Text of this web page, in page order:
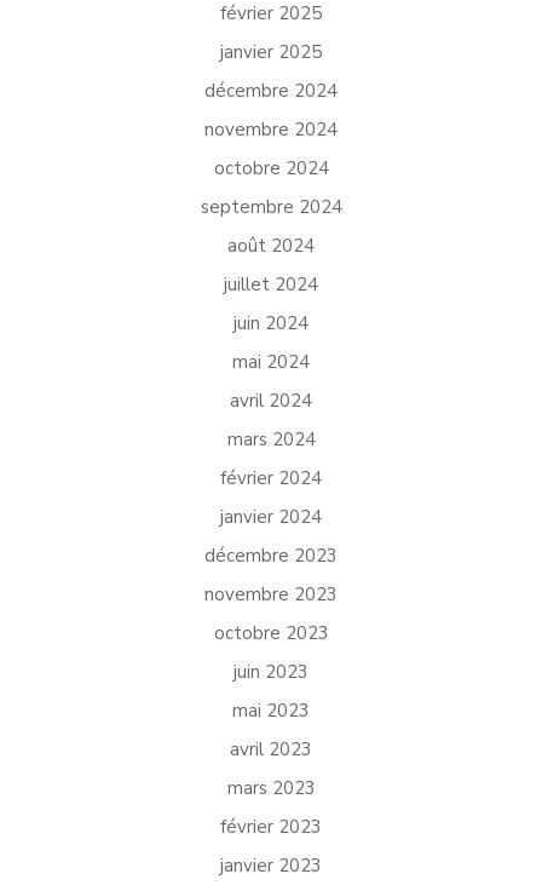
février 2025
janvier 2025
décembre 2024
novembre 2024
octobre 2024
septembre 2024
août 2024
juillet 2024
juin 2024
mai 2024
avril 2024
mars 2024
février 2024
janvier 2024
décembre 2023
novembre 2023
octobre 2023
juin 2023
mai 2023
avril 2023
mars 2023
février 2023
janvier 2023